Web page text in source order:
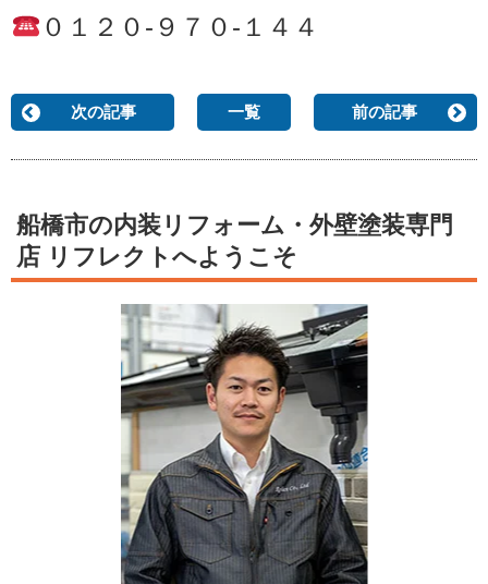
０１２０-９７０-１４４
次の記事 一覧 前の記事
船橋市の内装リフォーム・外壁塗装専門
店 リフレクトへようこそ